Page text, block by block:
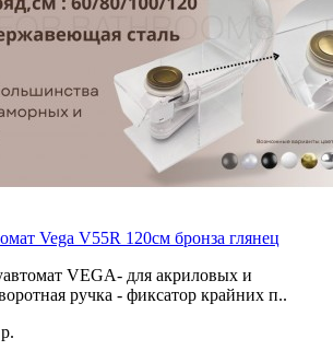
Vega V55R 120см бронза глянец
VEGA- для акриловых и
ручка - фиксатор крайних п..